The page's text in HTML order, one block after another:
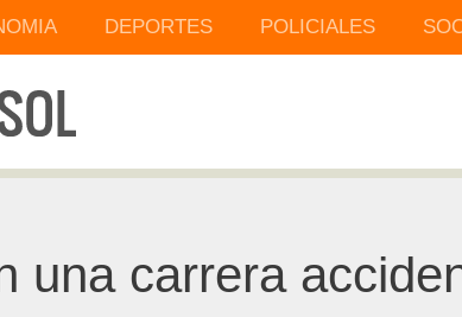
DEPORTES POLICIALES
una carrera